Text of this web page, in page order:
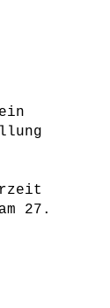
27.